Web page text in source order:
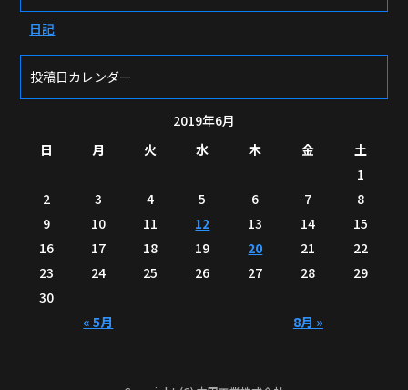
日記
投稿日カレンダー
2019年6月
日
月 火 水 木 金 土
« 5月 8月 »
1
2
3 4 5 6 7
8
9
10 11 12 13 14
15
16
17 18 19 20 21
22
23
24 25 26 27 28
29
30